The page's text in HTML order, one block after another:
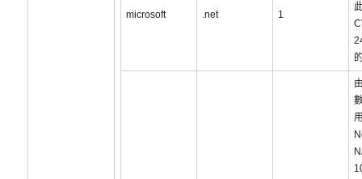
microsoft .net 1